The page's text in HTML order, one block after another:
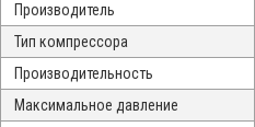
Производитель
Тип компрессора
Производительность
Максимальное давление